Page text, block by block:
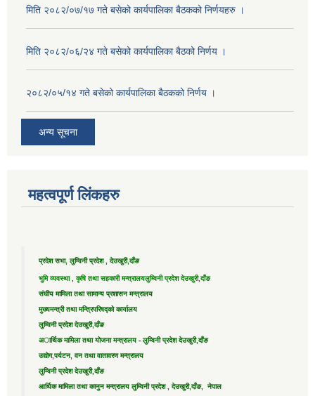
मिति २०८२/०७/१७ गते बसेको कार्यपालिका बैठकको निर्णयहरु ।
मिति २०८२/०६/२४ गते बसेको कार्यपालिका बैठको निर्णय ।
२०८२/०५/१४ गते बसेको कार्यपालिका बैठकको निर्णय ।
अन्य सूचना
महत्वपूर्ण लिंकहरु
प्रदेश सभा, लुम्विनी प्रदेश , देउखुरी,दाँङ
भुमि व्यवस्था , कृषि तथा सहकारी मन्त्रालयलुम्विनी प्रदेश देउखुरी,दाँङ
संघीय मामिला तथा सामान्य प्रशासन मन्त्रालय
मुख्यमन्त्री तथा मन्त्रिपरिषद्को कार्यालय
लुम्विनी प्रदेश देउखुरी,दाँङ
अार्थिक मामिला तथा योजना मन्त्रालय - लुम्विनी प्रदेश देउखुरी,दाँङ
उद्याेग,पर्यटन, वन तथा वातावरण मन्त्रालय
लुम्विनी प्रदेश देउखुरी,दाँङ
आर्थिक मामिला तथा कानुन मन्त्रालय लुम्विनी प्रदेश , देउखुरी,दाँङ, नेपाल